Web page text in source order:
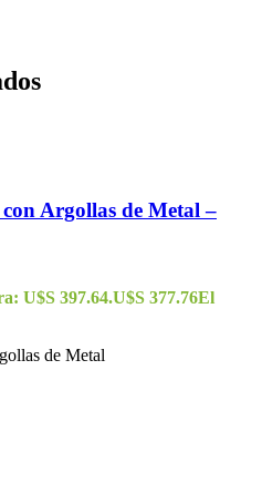
Argollas de Metal –
U$S 397.64.U$S 377.76El
de Metal